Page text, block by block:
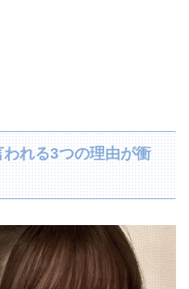
れる3つの理由が衝